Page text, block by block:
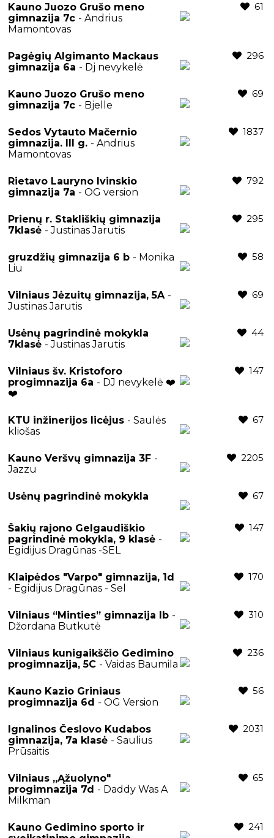
Kauno Juozo Grušo meno
gimnazija 7c - Andrius
Mamontovas
61
Pagėgių Algimanto Mackaus
gimnazija 6a - Dj nevykelė
296
Kauno Juozo Grušo meno
gimnazija 7c - Bjelle
69
Sedos Vytauto Mačernio
gimnazija. III g. - Andrius
Mamontovas
1837
Rietavo Lauryno Ivinskio
gimnazija 7a - OG version
792
Prienų r. Stakliškių gimnazija
7klasė - Justinas Jarutis
295
gruzdžių gimnazija 6 b - Monika
Liu
58
Vilniaus Jėzuitų gimnazija, 5A -
Justinas Jarutis
69
Usėnų pagrindinė mokykla
7klasė - Justinas Jarutis
44
Vilniaus šv. Kristoforo
progimnazija 6a - DJ nevykelė ❤️
❤️
147
KTU inžinerijos licėjus - Saulės
kliošas
67
Kauno Veršvų gimnazija 3F -
Jazzu
2205
Usėnų pagrindinė mokykla 67
Šakių rajono Gelgaudiškio
pagrindinė mokykla, 9 klasė -
Egidijus Dragūnas -SEL
147
Klaipėdos "Varpo" gimnazija, 1d
- Egidijus Dragūnas - Sel
170
Vilniaus “Minties” gimnazija Ib -
Džordana Butkutė
310
Vilniaus kunigaikščio Gedimino
progimnazija, 5C - Vaidas Baumila
236
Kauno Kazio Griniaus
progimnazija 6d - OG Version
56
Ignalinos Česlovo Kudabos
gimnazija, 7a klasė - Saulius
Prūsaitis
2031
Vilniaus „Ąžuolyno"
progimnazija 7d - Daddy Was A
Milkman
65
Kauno Gedimino sporto ir
241